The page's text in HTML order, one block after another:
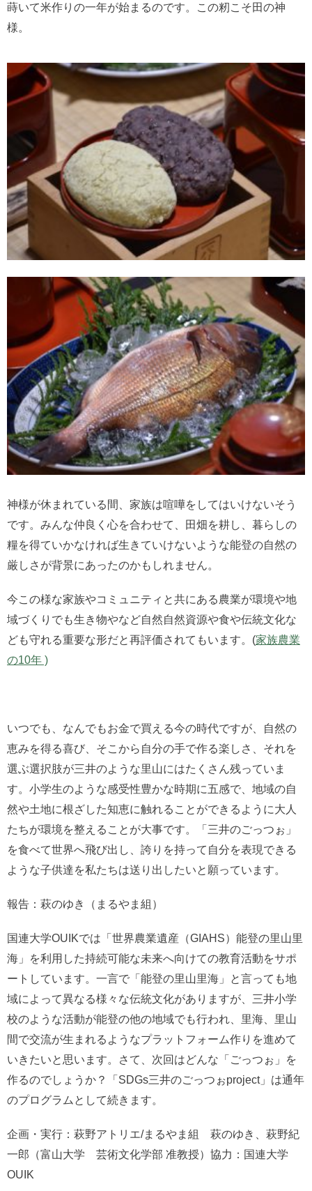
蒔いて米作りの一年が始まるのです。この籾こそ田の神
様。
神様が休まれている間、家族は喧嘩をしてはいけないそう
です。みんな仲良く心を合わせて、田畑を耕し、暮らしの
糧を得ていかなければ生きていけないような能登の自然の
厳しさが背景にあったのかもしれません。
今この様な家族やコミュニティと共にある農業が環境や地
域づくりでも生き物やなど自然自然資源や食や伝統文化な
ども守れる重要な形だと再評価されてもいます。(家族農業
の10年 )
いつでも、なんでもお金で買える今の時代ですが、自然の
恵みを得る喜び、そこから自分の手で作る楽しさ、それを
選ぶ選択肢が三井のような里山にはたくさん残っていま
す。小学生のような感受性豊かな時期に五感で、地域の自
然や土地に根ざした知恵に触れることができるように大人
たちが環境を整えることが大事です。「三井のごっつぉ」
を食べて世界へ飛び出し、誇りを持って自分を表現できる
ような子供達を私たちは送り出したいと願っています。
報告： 萩のゆき（まるやま組）
国連大学OUIKでは「世界農業遺産（GIAHS）能登の里山里
海」を利用した持続可能な未来へ向けての教育活動をサポ
ートしています。一言で「能登の里山里海」と言っても地
域によって異なる様々な伝統文化がありますが、三井小学
校のような活動が能登の他の地域でも行われ、里海、里山
間で交流が生まれるようなプラットフォーム作りを進めて
いきたいと思います。さて、次回はどんな「ごっつぉ」を
作るのでしょうか？「SDGs三井のごっつぉproject」は通年
のプログラムとして続きます。
企画・実行：萩野アトリエ/まるやま組 萩のゆき、萩野紀
一郎（富山大学 芸術文化学部 准教授）協力：国連大学
OUIK